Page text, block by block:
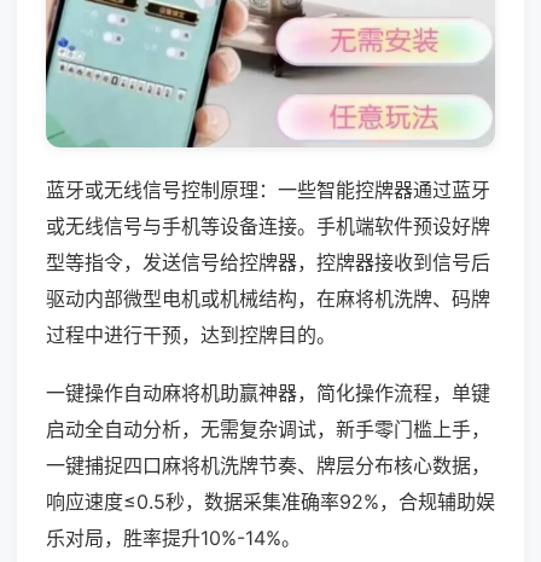
蓝牙或无线信号控制原理：一些智能控牌器通过蓝牙
或无线信号与手机等设备连接。手机端软件预设好牌
型等指令，发送信号给控牌器，控牌器接收到信号后
驱动内部微型电机或机械结构，在麻将机洗牌、码牌
过程中进行干预，达到控牌目的。
一键操作自动麻将机助赢神器，简化操作流程，单键
启动全自动分析，无需复杂调试，新手零门槛上手，
一键捕捉四口麻将机洗牌节奏、牌层分布核心数据，
响应速度≤0.5秒，数据采集准确率92%，合规辅助娱
乐对局，胜率提升10%-14%。